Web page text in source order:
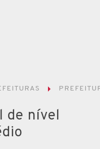
de nível